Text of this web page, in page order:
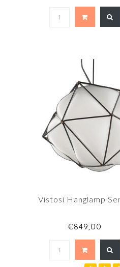
Vistosi Hanglamp
€849,00